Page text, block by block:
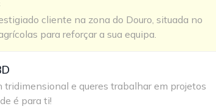
cliente na zona do Douro, situada no
para reforçar a sua equipa.
e queres trabalhar em projetos
é para ti!